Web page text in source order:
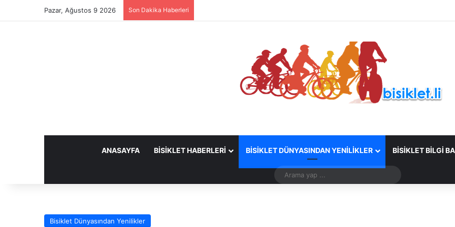
Pazar, Ağustos 9 2026 Son Dakika Haberleri
ANASAYFA BISIKLET HABERLERI BISIKLET DÜNYASINDAN YENILIKLER BISIKLET BILGI
Bisiklet Dünyasından Yenilikler